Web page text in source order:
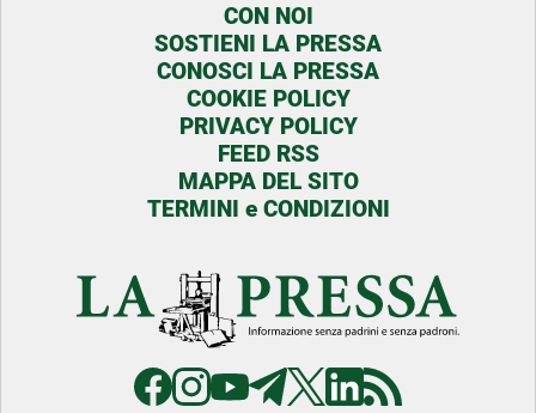
CON NOI
SOSTIENI LA PRESSA
CONOSCI LA PRESSA
COOKIE POLICY
PRIVACY POLICY
FEED RSS
MAPPA DEL SITO
TERMINI e CONDIZIONI